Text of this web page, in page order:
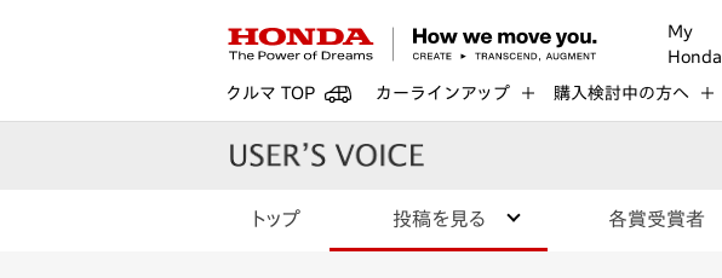
My
Honda
クルマ TOP カーラインアップ 購入検討中の方へ
トップ 投稿を見る 各賞受賞者